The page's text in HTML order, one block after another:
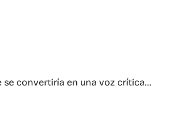
se convertiría en una voz crítica…